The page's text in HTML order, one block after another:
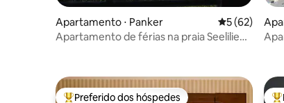
Apartamento ⋅ Panker 5 de uma
5 (62)
Apartamento de férias na praia Seelilie
Preferido dos hóspedes